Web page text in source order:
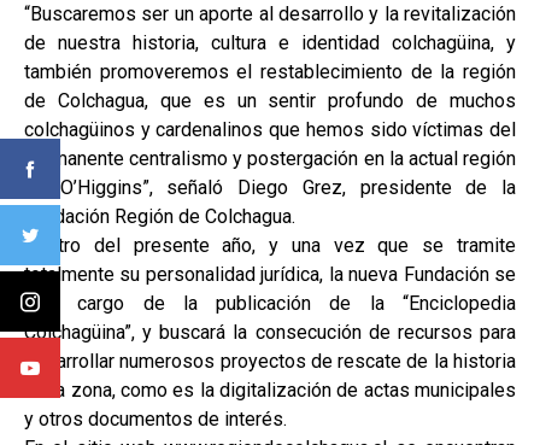
“Buscaremos ser un aporte al desarrollo y la revitalización
de nuestra historia, cultura e identidad colchagüina, y
también promoveremos el restablecimiento de la región
de Colchagua, que es un sentir profundo de muchos
colchagüinos y cardenalinos que hemos sido víctimas del
permanente centralismo y postergación en la actual región
de O’Higgins”, señaló Diego Grez, presidente de la
Fundación Región de Colchagua.
Dentro del presente año, y una vez que se tramite
totalmente su personalidad jurídica, la nueva Fundación se
hará cargo de la publicación de la “Enciclopedia
Colchagüina”, y buscará la consecución de recursos para
desarrollar numerosos proyectos de rescate de la historia
de la zona, como es la digitalización de actas municipales
y otros documentos de interés.